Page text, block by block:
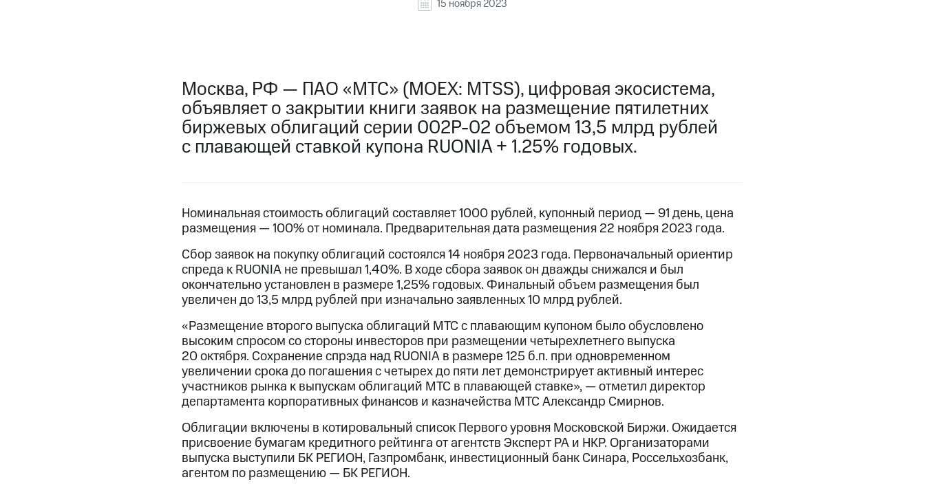
15 ноября 2023
Москва, РФ — ПАО «МТС» (MOEX: MTSS), цифровая экосистема,
объявляет о закрытии книги заявок на размещение пятилетних
биржевых облигаций серии 002Р-02 объемом 13,5 млрд рублей
с плавающей ставкой купона RUONIA + 1.25% годовых.
Номинальная стоимость облигаций составляет 1000 рублей, купонный период — 91 день, цена
размещения — 100% от номинала. Предварительная дата размещения 22 ноября 2023 года.
Сбор заявок на покупку облигаций состоялся 14 ноября 2023 года. Первоначальный ориентир
спреда к RUONIA не превышал 1,40%. В ходе сбора заявок он дважды снижался и был
окончательно установлен в размере 1,25% годовых. Финальный объем размещения был
увеличен до 13,5 млрд рублей при изначально заявленных 10 млрд рублей.
«Размещение второго выпуска облигаций МТС с плавающим купоном было обусловлено
высоким спросом со стороны инвесторов при размещении четырехлетнего выпуска
20 октября. Сохранение спрэда над RUONIA в размере 125 б.п. при одновременном
увеличении срока до погашения с четырех до пяти лет демонстрирует активный интерес
участников рынка к выпускам облигаций МТС в плавающей ставке», — отметил директор
департамента корпоративных финансов и казначейства МТС Александр Смирнов.
Облигации включены в котировальный список Первого уровня Московской Биржи. Ожидается
присвоение бумагам кредитного рейтинга от агентств Эксперт РА и НКР. Организаторами
выпуска выступили БК РЕГИОН, Газпромбанк, инвестиционный банк Синара, Россельхозбанк,
агентом по размещению — БК РЕГИОН.